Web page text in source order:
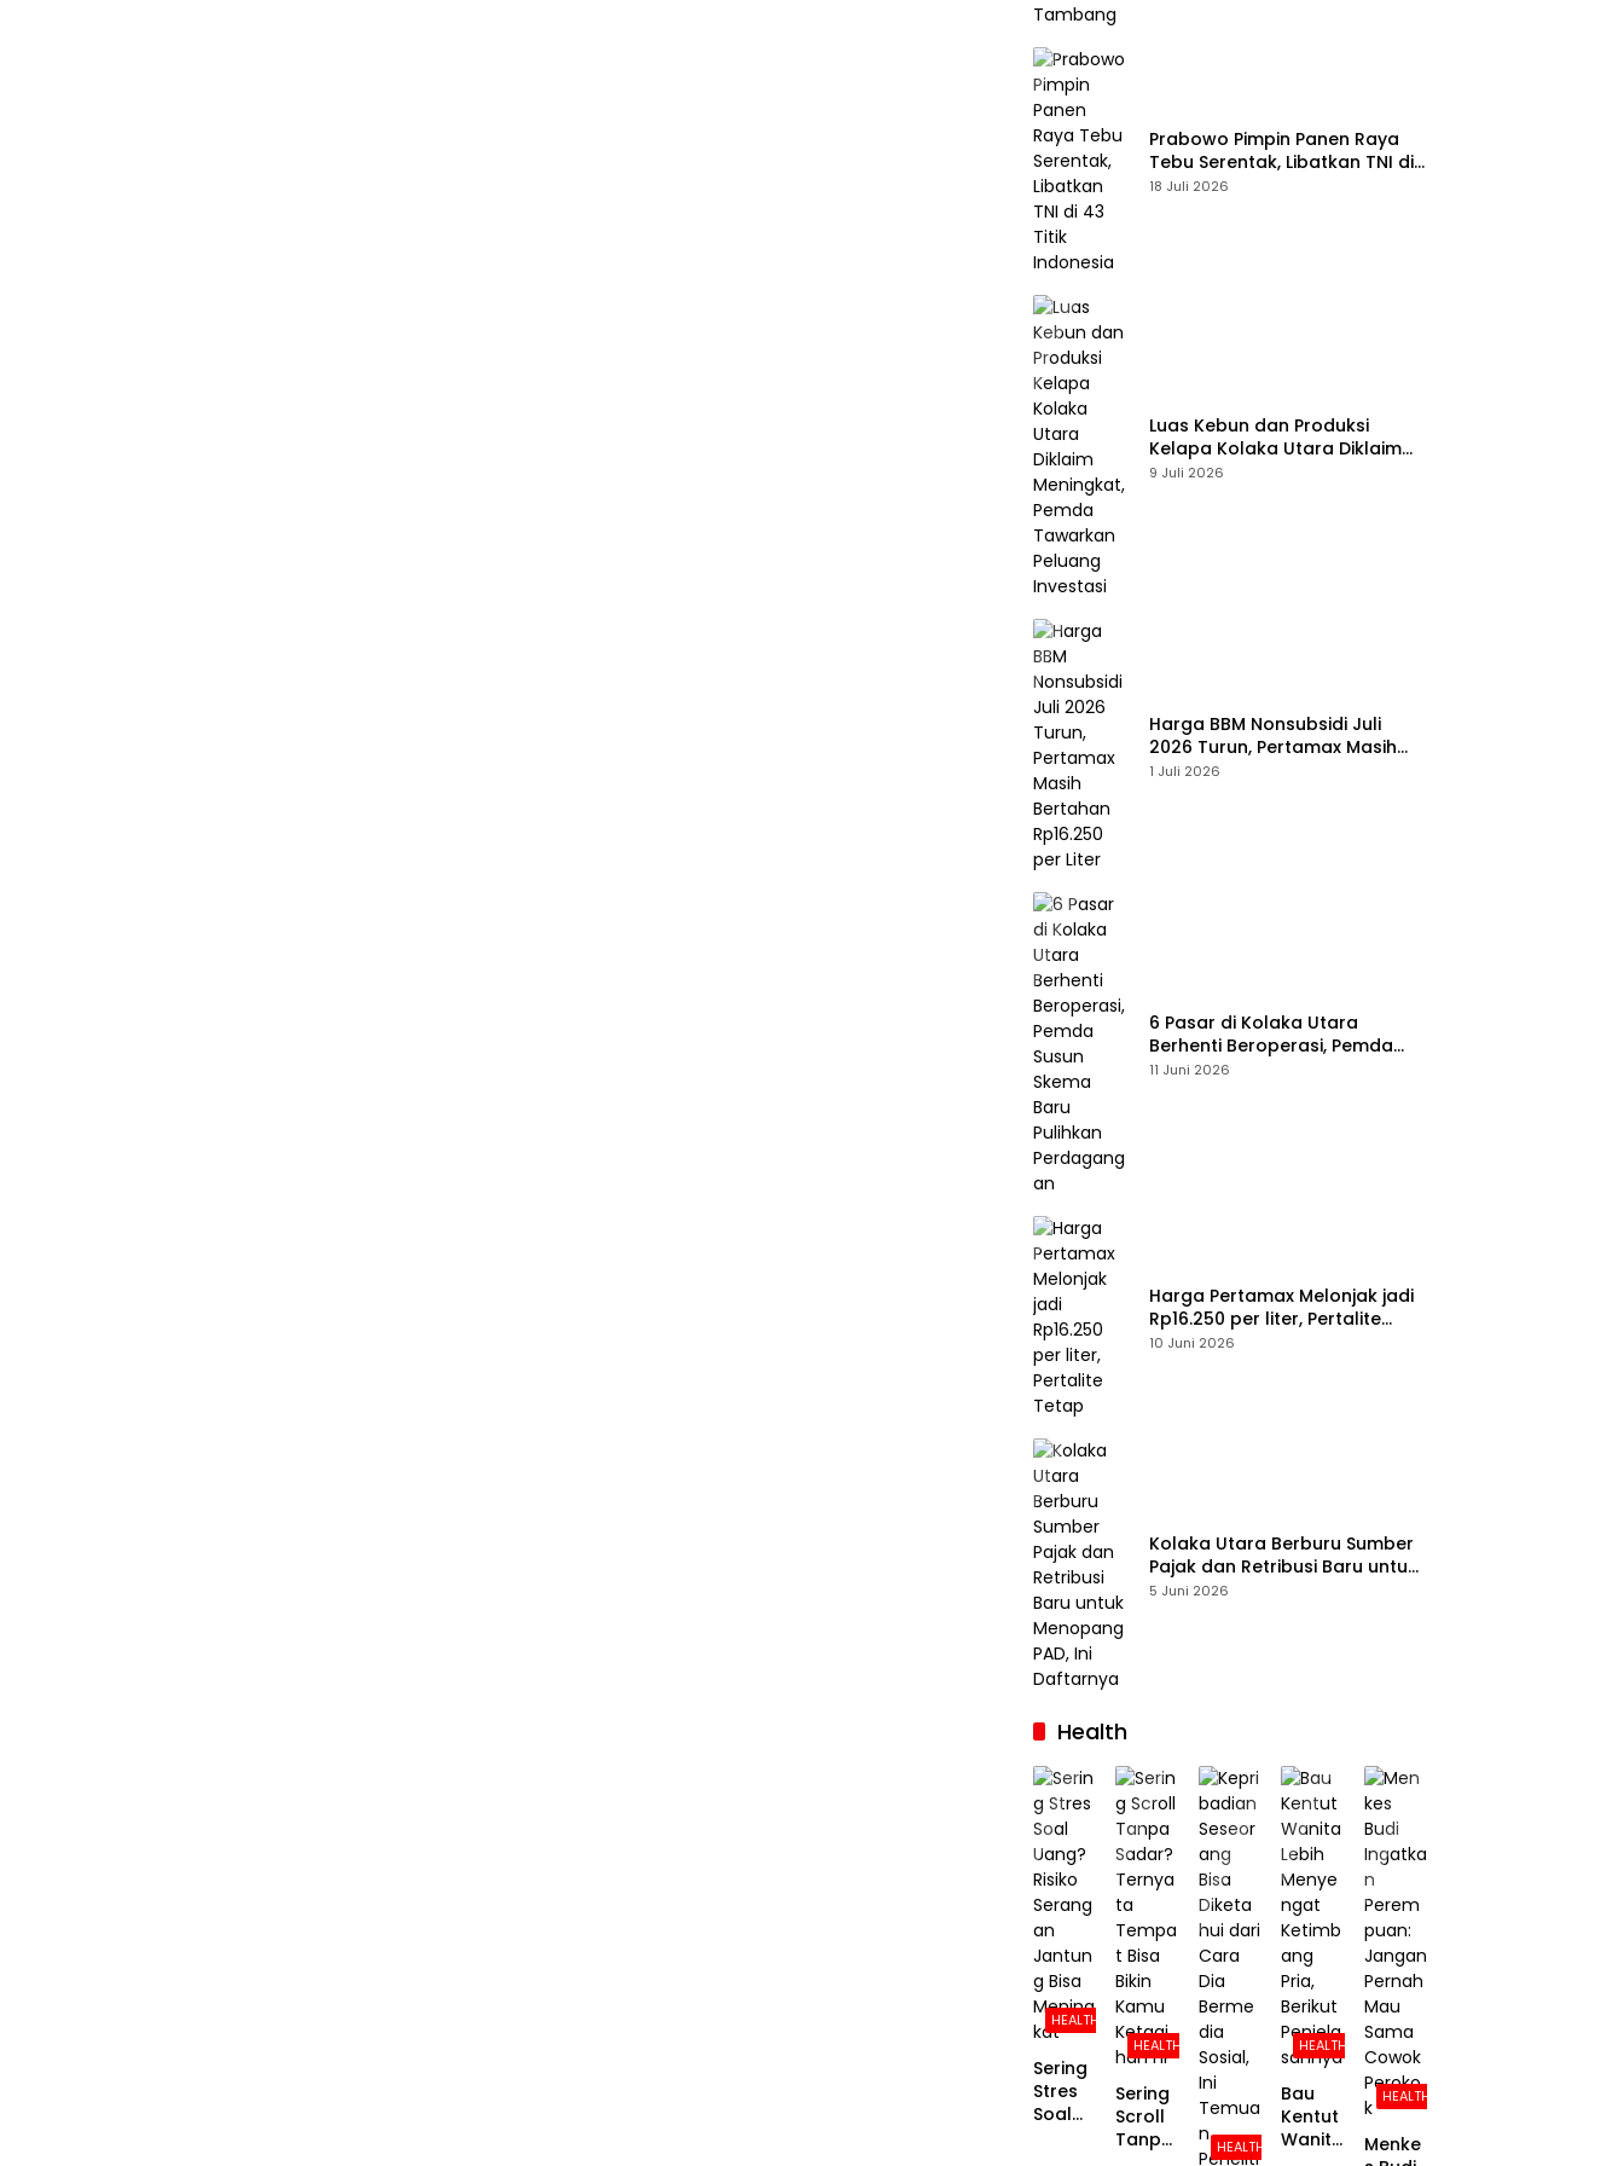
Prabowo Pimpin Panen Raya
Tebu Serentak, Libatkan TNI di
43 Titik Indonesia
18 Juli 2026
Luas Kebun dan Produksi
Kelapa Kolaka Utara Diklaim
Meningkat, Pemda Tawarkan
9 Juli 2026
Harga BBM Nonsubsidi Juli
2026 Turun, Pertamax Masih
Bertahan Rp16.250 per Liter
1 Juli 2026
6 Pasar di Kolaka Utara
Berhenti Beroperasi, Pemda
Susun Skema Baru Pulihkan
11 Juni 2026
Harga Pertamax Melonjak jadi
Rp16.250 per liter, Pertalite
Tetap
10 Juni 2026
Kolaka Utara Berburu Sumber
Pajak dan Retribusi Baru untuk
Menopang PAD, Ini Daftarnya
5 Juni 2026
Health
HEALTH
Sering
Stres
Soal
HEALTH
Sering
Scroll
Tanpa
HEALTH
HEALTH
Bau
Kentut
Wanita
HEALTH
Menke